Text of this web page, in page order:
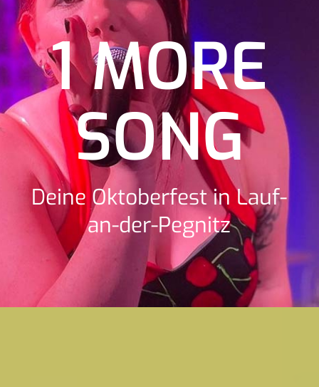
1 MORE
SONG
Deine Oktoberfest in Lauf-
an-der-Pegnitz